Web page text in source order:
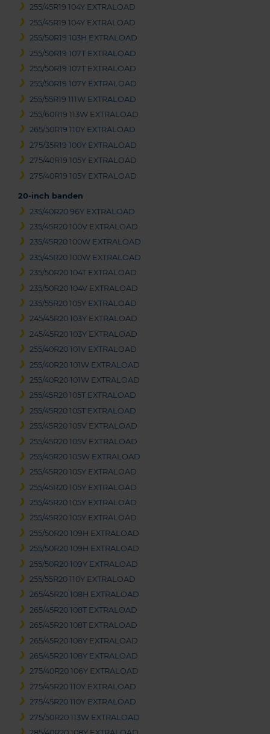
255/45R19 104Y EXTRALOAD
255/45R19 104Y EXTRALOAD
255/50R19 103H EXTRALOAD
255/50R19 107T EXTRALOAD
255/50R19 107T EXTRALOAD
255/50R19 107Y EXTRALOAD
255/55R19 111W EXTRALOAD
255/60R19 113W EXTRALOAD
265/50R19 110Y EXTRALOAD
275/35R19 100Y EXTRALOAD
275/40R19 105Y EXTRALOAD
275/40R19 105Y EXTRALOAD
20-inch banden
235/40R20 96Y EXTRALOAD
235/45R20 100V EXTRALOAD
235/45R20 100W EXTRALOAD
235/45R20 100W EXTRALOAD
235/50R20 104T EXTRALOAD
235/50R20 104V EXTRALOAD
235/55R20 105Y EXTRALOAD
245/45R20 103Y EXTRALOAD
245/45R20 103Y EXTRALOAD
255/40R20 101V EXTRALOAD
255/40R20 101W EXTRALOAD
255/40R20 101W EXTRALOAD
255/45R20 105T EXTRALOAD
255/45R20 105T EXTRALOAD
255/45R20 105V EXTRALOAD
255/45R20 105V EXTRALOAD
255/45R20 105W EXTRALOAD
255/45R20 105Y EXTRALOAD
255/45R20 105Y EXTRALOAD
255/45R20 105Y EXTRALOAD
255/45R20 105Y EXTRALOAD
255/50R20 109H EXTRALOAD
255/50R20 109H EXTRALOAD
255/50R20 109Y EXTRALOAD
255/55R20 110Y EXTRALOAD
265/45R20 108H EXTRALOAD
265/45R20 108T EXTRALOAD
265/45R20 108T EXTRALOAD
265/45R20 108Y EXTRALOAD
265/45R20 108Y EXTRALOAD
275/40R20 106Y EXTRALOAD
275/45R20 110Y EXTRALOAD
275/45R20 110Y EXTRALOAD
275/50R20 113W EXTRALOAD